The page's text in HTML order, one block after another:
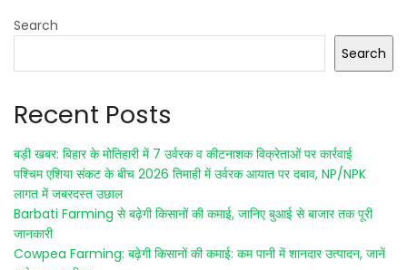
Search
Search
Recent Posts
बड़ी खबर: बिहार के मोतिहारी में 7 उर्वरक व कीटनाशक विक्रेताओं पर कार्रवाई
पश्चिम एशिया संकट के बीच 2026 तिमाही में उर्वरक आयात पर दबाव, NP/NPK
लागत में जबरदस्त उछाल
Barbati Farming से बढ़ेगी किसानों की कमाई, जानिए बुआई से बाजार तक पूरी
जानकारी
Cowpea Farming: बढ़ेगी किसानों की कमाई: कम पानी में शानदार उत्पादन, जानें